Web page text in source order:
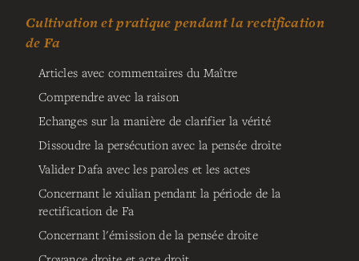
Cultivation et pratique pendant la rectification
de Fa
Articles avec commentaires du Maître
Comprendre avec la raison
Echanges sur la manière de clarifier la vérité
Dissoudre la persécution avec la pensée droite
Valider Dafa avec les paroles et les actes
Concernant le xiulian pendant la période de la
rectification de Fa
Concernant l'émission de la pensée droite